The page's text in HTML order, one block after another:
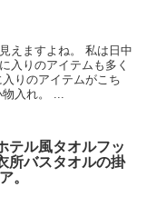
えますよね。 私は日中
入りのアイテムも多く
りのアイテムがこち
入れ。 ...
テル風タオルフッ
所バスタオルの掛
。